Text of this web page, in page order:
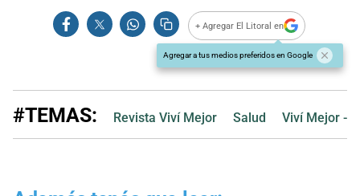
+ Agregar El Litoral en
Agregar a tus medios preferidos en Google
#TEMAS: Revista Viví Mejor Salud Viví Mejor -